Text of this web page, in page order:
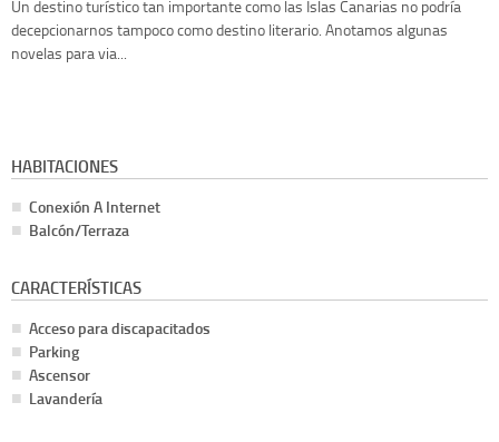
Un destino turístico tan importante como las Islas Canarias no podría
decepcionarnos tampoco como destino literario. Anotamos algunas
novelas para via...
HABITACIONES
Conexión A Internet
Balcón/Terraza
CARACTERÍSTICAS
Acceso para discapacitados
Parking
Ascensor
Lavandería